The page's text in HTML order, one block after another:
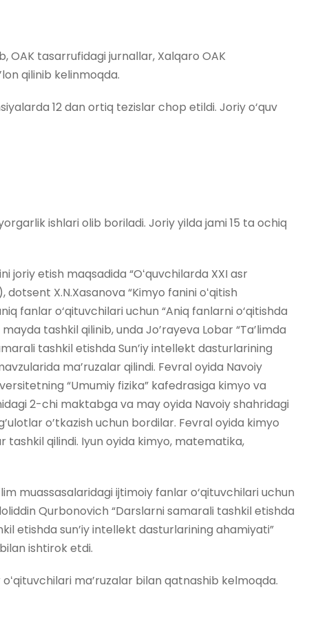
OAK tasarrufidagi jurnallar, Xalqaro OAK
qilinib kelinmoqda.
12 dan ortiq tezislar chop etildi. Joriy o‘quv
ishlari olib boriladi. Joriy yilda jami 15 ta ochiq
etish maqsadida “Oʻquvchilarda XXI asr
X.N.Xasanova “Kimyo fanini oʻqitish
fanlar o‘qituvchilari uchun “Aniq fanlarni o‘qitishda
tashkil qilinib, unda Jo’rayeva Lobar “Ta’limda
tashkil etishda Sun’iy intellekt dasturlarining
ma’ruzalar qilindi. Fevral oyida Navoiy
“Umumiy fizika” kafedrasiga kimyo va
2-chi maktabga va may oyida Navoiy shahridagi
o’tkazish uchun bordilar. Fevral oyida kimyo
tashkil qilindi. Iyun oyida kimyo, matematika,
muassasalaridagi ijtimoiy fanlar o‘qituvchilari uchun
Qurbonovich “Darslarni samarali tashkil etishda
etishda sun’iy intellekt dasturlarining ahamiyati”
ishtirok etdi.
ma’ruzalar bilan qatnashib kelmoqda.